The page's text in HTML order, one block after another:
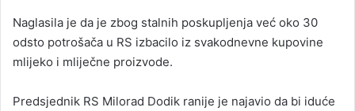
Naglasila je da je zbog stalnih poskupljenja već oko 30
odsto potrošača u RS izbacilo iz svakodnevne kupovine
mlijeko i mliječne proizvode.
Predsjednik RS Milorad Dodik ranije je najavio da bi iduće